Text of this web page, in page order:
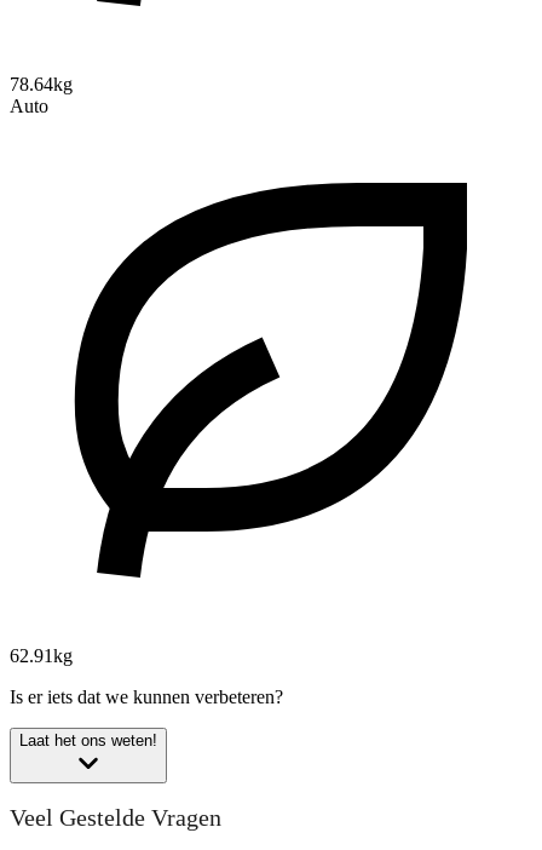
78.64kg
Auto
62.91kg
Is er iets dat we kunnen verbeteren?
Laat het ons weten!
Veel Gestelde Vragen